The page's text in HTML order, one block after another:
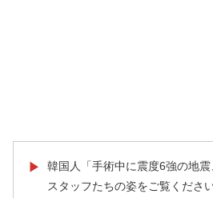
▶
韓国人「手術中に震度6強の地
スタッフたちの姿をご覧くださ